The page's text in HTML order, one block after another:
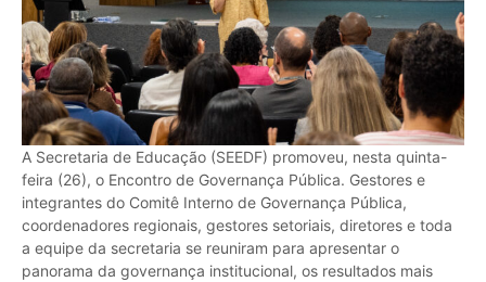
A Secretaria de Educação (SEEDF) promoveu, nesta quinta-
feira (26), o Encontro de Governança Pública. Gestores e
integrantes do Comitê Interno de Governança Pública,
coordenadores regionais, gestores setoriais, diretores e toda
a equipe da secretaria se reuniram para apresentar o
panorama da governança institucional, os resultados mais